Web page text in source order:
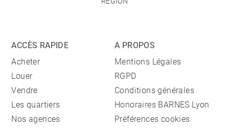
ACCÈS RAPIDE
Acheter
Louer
Vendre
Les quartiers
Nos agences
A PROPOS
Mentions Légales
RGPD
Conditions générales
Honoraires BARNES Lyon
Préférences cookies